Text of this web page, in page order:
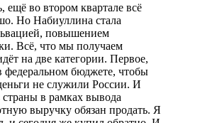
ещё во втором квартале всё
Но Набиуллина стала
повышением
Всё, что мы получаем
на две категории. Первое,
федеральном бюджете, чтобы
не служили России. И
страны в рамках вывода
выручку обязан продать. Я